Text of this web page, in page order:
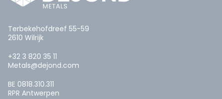
Terbekehofdreef 55-59
2610 Wilrijk
+32 3 820 35 11
Metals@dejond.com
BE 0818.310.311
RPR Antwerpen